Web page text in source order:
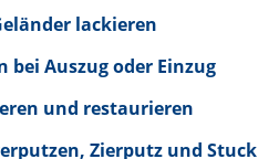
lackieren
bei Auszug oder Einzug
und restaurieren
Zierputz und Stuck